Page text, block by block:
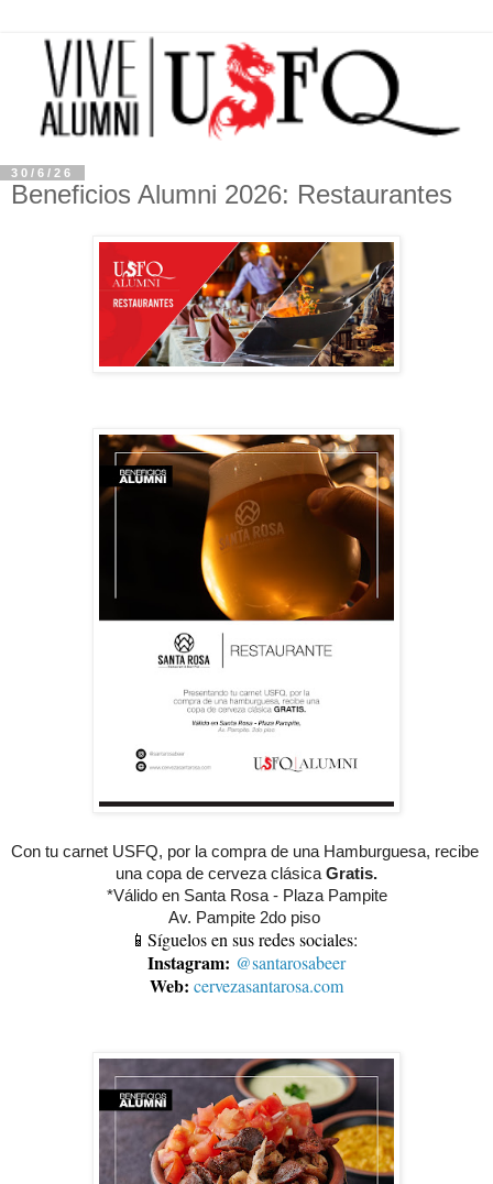
30/6/26
Beneficios Alumni 2026: Restaurantes
Con tu carnet USFQ, por la compra de una Hamburguesa, recibe
una copa de cerveza clásica Gratis.
*Válido en Santa Rosa - Plaza Pampite
Av. Pampite 2do piso
📱Síguelos en sus redes sociales:
Instagram: @santarosabeer
Web: cervezasantarosa.com